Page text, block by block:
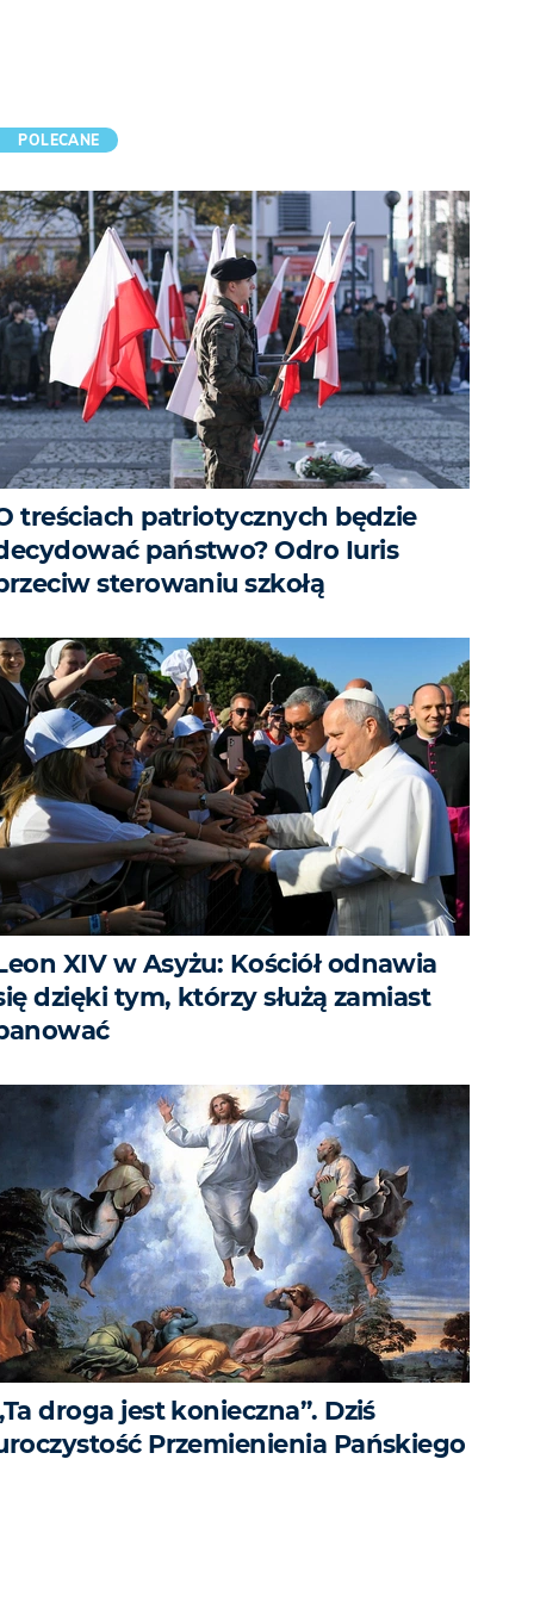
POLECANE
treściach patriotycznych będzie
państwo? Odro Iuris
sterowaniu szkołą
XIV w Asyżu: Kościół odnawia
dzięki tym, którzy służą zamiast
droga jest konieczna”. Dziś
Przemienienia Pańskiego